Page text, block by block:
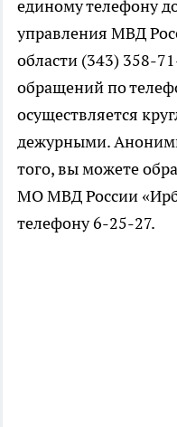
единому телефону
управления МВД
области (343) 358-
обращений по
осуществляется
дежурными.
того, вы можете
МО МВД России
телефону 6-25-27.